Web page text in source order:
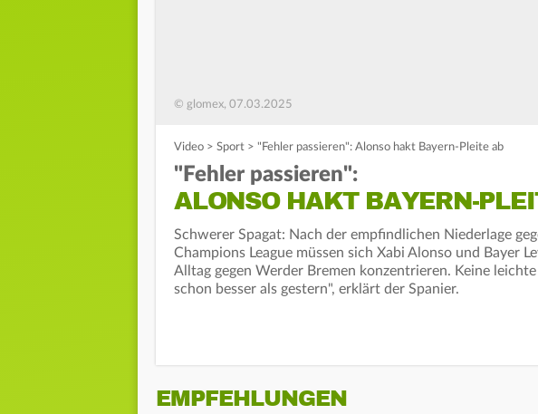
© glomex, 07.03.2025
Video > Sport > "Fehler passieren": Alonso hakt Bayern-Pleite ab
"Fehler passieren":
ALONSO HAKT BAYERN-
Schwerer Spagat: Nach der empfindlichen Niederlage
Champions League müssen sich Xabi Alonso und Bayer
Alltag gegen Werder Bremen konzentrieren. Keine
schon besser als gestern", erklärt der Spanier.
EMPFEHLUNGEN